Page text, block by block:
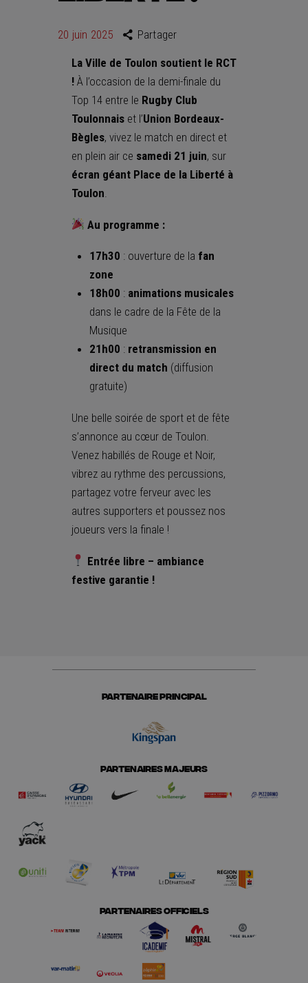
20 juin 2025 Partager
La Ville de Toulon soutient le RCT
! À l’occasion de la demi-finale du
Top 14 entre le Rugby Club
Toulonnais et l’Union Bordeaux-
Bègles, vivez le match en direct et
en plein air ce samedi 21 juin, sur
écran géant Place de la Liberté à
Toulon.
Au programme :
17h30 : ouverture de la fan
zone
18h00 : animations musicales
dans le cadre de la Fête de la
Musique
21h00 : retransmission en
direct du match (diffusion
gratuite)
Une belle soirée de sport et de fête
s’annonce au cœur de Toulon.
Venez habillés de Rouge et Noir,
vibrez au rythme des percussions,
partagez votre ferveur avec les
autres supporters et poussez nos
joueurs vers la finale !
Entrée libre – ambiance
festive garantie !
PARTENAIRE PRINCIPAL
PARTENAIRES MAJEURS
PARTENAIRES OFFICIELS